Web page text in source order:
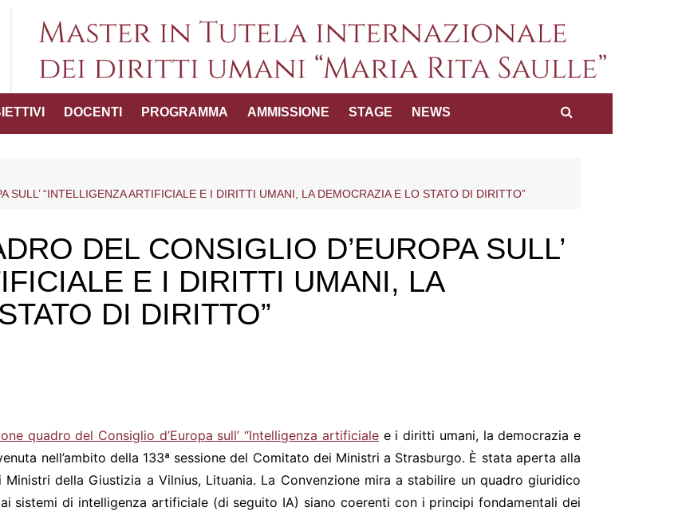
Master in Tutela internazionale dei diritti
umani "Maria Rita Saulle"
DOCENTI PROGRAMMA AMMISSIONE STAGE NEWS
SULL’ “INTELLIGENZA ARTIFICIALE E I DIRITTI UMANI, LA DEMOCRAZIA E LO STATO DI DIRITTO”
DEL CONSIGLIO D’EUROPA SULL’
E I DIRITTI UMANI, LA
DI DIRITTO”
2024
quadro del Consiglio d’Europa sull’ “Intelligenza artificialee i diritti umani, la democrazia e
nell’ambito della 133ª sessione del Comitato dei Ministri a Strasburgo. È stata aperta alla
della Giustizia a Vilnius, Lituania. La Convenzione mira a stabilire un quadro giuridico
sistemi di intelligenza artificiale (di seguito IA) siano coerenti con i principi fondamentali dei